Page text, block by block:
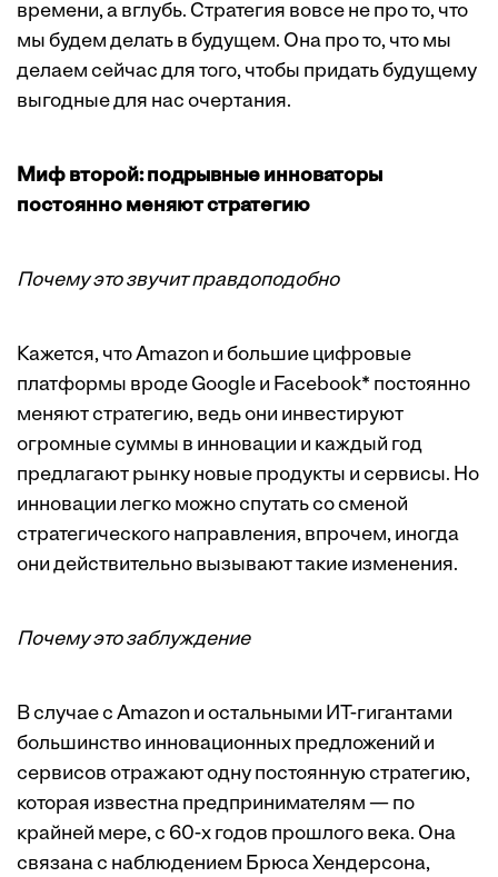
времени, а вглубь. Стратегия вовсе не про то, что
мы будем делать в будущем. Она про то, что мы
делаем сейчас для того, чтобы придать будущему
выгодные для нас очертания.
Миф второй: подрывные инноваторы
постоянно меняют стратегию
Почему это звучит правдоподобно
Кажется, что Amazon и большие цифровые
платформы вроде Google и Facebook* постоянно
меняют стратегию, ведь они инвестируют
огромные суммы в инновации и каждый год
предлагают рынку новые продукты и сервисы. Но
инновации легко можно спутать со сменой
стратегического направления, впрочем, иногда
они действительно вызывают такие изменения.
Почему это заблуждение
В случае с Amazon и остальными ИТ-гигантами
большинство инновационных предложений и
сервисов отражают одну постоянную стратегию,
которая известна предпринимателям — по
крайней мере, с 60-х годов прошлого века. Она
связана с наблюдением Брюса Хендерсона,